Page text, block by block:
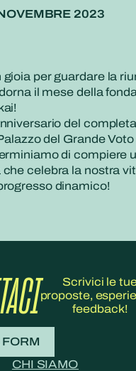
2023
per guardare la
il mese della
del
del Grande Voto
di compiere
che celebra la nostra
dinamico!
Scrivici le
proposte,
feedback!
CHI SIAMO